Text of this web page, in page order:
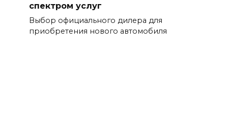
спектром услуг
Выбор официального дилера для
приобретения нового автомобиля